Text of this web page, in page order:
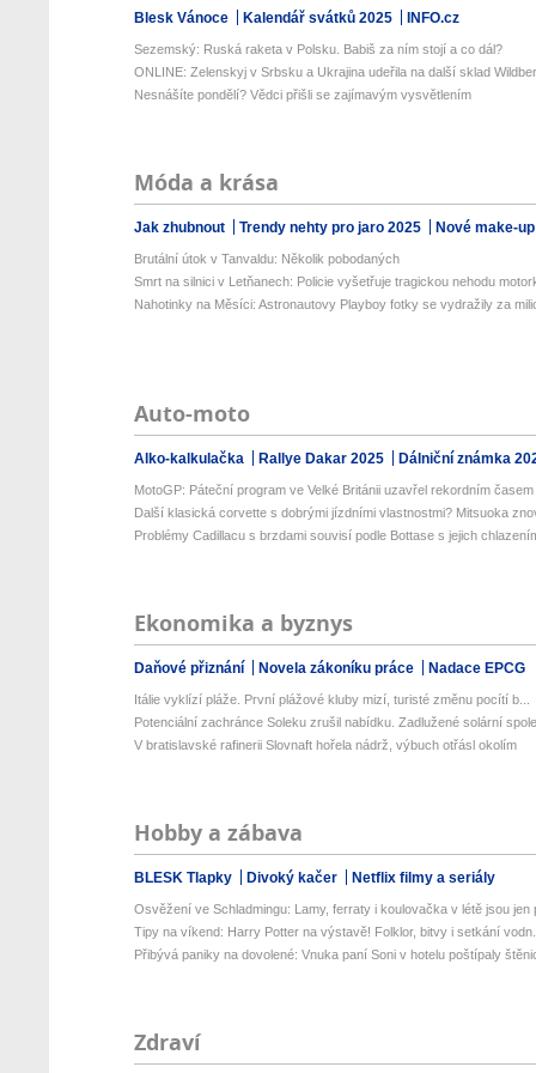
Blesk Vánoce Kalendář svátků 2025 INFO.cz
Sezemský: Ruská raketa v Polsku. Babiš za ním stojí a co dál?
ONLINE: Zelenskyj v Srbsku a Ukrajina udeřila na další sklad
Nesnášíte pondělí? Vědci přišli se zajímavým vysvětlením
Móda a krása
Jak zhubnout Trendy nehty pro jaro 2025 Nové make-
Brutální útok v Tanvaldu: Několik pobodaných
Smrt na silnici v Letňanech: Policie vyšetřuje tragickou nehodu
Nahotinky na Měsíci: Astronautovy Playboy fotky se vydražily za
Auto-moto
Alko-kalkulačka Rallye Dakar 2025 Dálniční známka
MotoGP: Páteční program ve Velké Británii uzavřel rekordním
Další klasická corvette s dobrými jízdními vlastnostmi? Mitsuoka
Problémy Cadillacu s brzdami souvisí podle Bottase s jejich
Ekonomika a byznys
Daňové přiznání Novela zákoníku práce Nadace EPCG
Itálie vyklízí pláže. První plážové kluby mizí, turisté změnu pocítí b...
Potenciální zachránce Soleku zrušil nabídku. Zadlužené solární
V bratislavské rafinerii Slovnaft hořela nádrž, výbuch otřásl okolím
Hobby a zábava
BLESK Tlapky Divoký kačer Netflix filmy a seriály
Osvěžení ve Schladmingu: Lamy, ferraty i koulovačka v létě jsou jen
Tipy na víkend: Harry Potter na výstavě! Folklor, bitvy i setkání
Přibývá paniky na dovolené: Vnuka paní Soni v hotelu poštípaly
Zdraví